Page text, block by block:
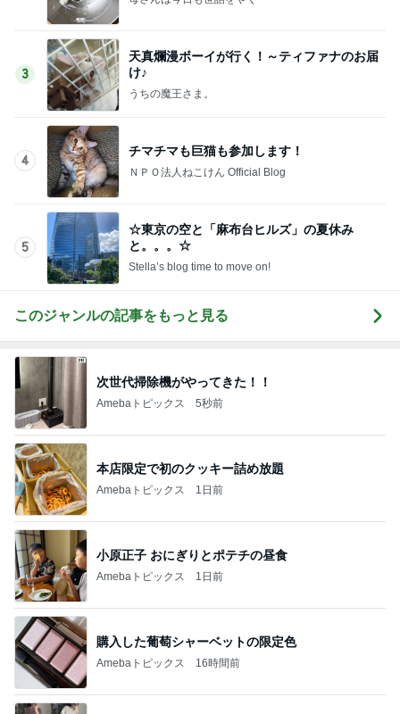
3
天真爛漫ボーイが行く！～ティファナのお届
け♪
うちの魔王さま。
4
チマチマも巨猫も参加します！
ＮＰＯ法人ねこけん Official Blog
5
☆東京の空と「麻布台ヒルズ」の夏休み
と。。。☆
Stella’s blog time to move on!
このジャンルの記事をもっと見る
次世代掃除機がやってきた！！
Amebaトピックス 5秒前
本店限定で初のクッキー詰め放題
Amebaトピックス 1日前
小原正子 おにぎりとポテチの昼食
Amebaトピックス 1日前
購入した葡萄シャーベットの限定色
Amebaトピックス 16時間前